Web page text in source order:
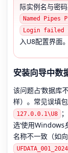
际实例名与密
Named
Login
入U8配置界面。
安装向导中数
该问题占‘数据库
样）。常见误填
127.0.0.1\U8
选‘使用Windows
名称不一致（如
UFDATA_001_2024